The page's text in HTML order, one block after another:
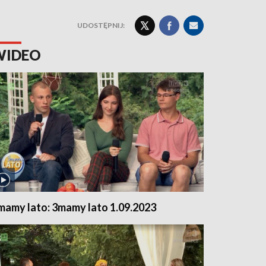
UDOSTĘPNIJ:
lato: 3mamy lato 1.09.2023